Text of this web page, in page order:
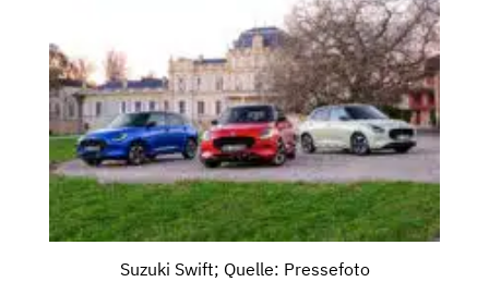
Suzuki Swift; Quelle: Pressefoto